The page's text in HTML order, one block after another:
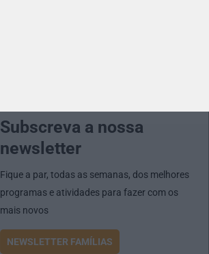
Subscreva a nossa
newsletter
Fique a par, todas as semanas, dos melhores
programas e atividades para fazer com os
mais novos
NEWSLETTER FAMÍLIAS